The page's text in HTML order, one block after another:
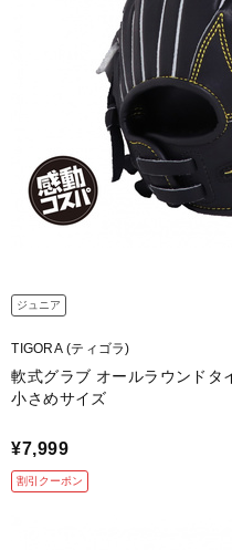
ジュニア
TIGORA (ティゴラ)
軟式グラブ オールラウンドタ
小さめサイズ
¥7,999
割引クーポン